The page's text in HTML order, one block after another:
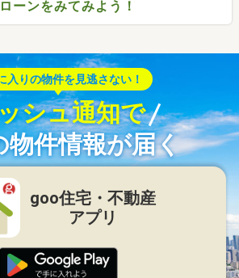
ーンをみてみよう！
入りの物件を見逃さない！
シュ通知で
物件情報が届く
goo住宅・不動産
アプリ